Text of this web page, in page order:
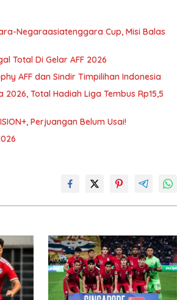
Negaraasiatenggara Cup, Misi Balas
Total Di Gelar AFF 2026
AFF dan Sindir Timpilihan Indonesia
Total Hadiah Liga Tembus Rp15,5
Perjuangan Belum Usai!